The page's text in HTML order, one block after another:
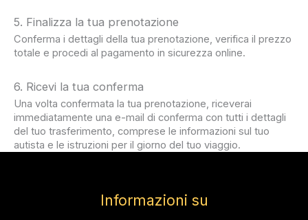
5. Finalizza la tua prenotazione
Conferma i dettagli della tua prenotazione, verifica il prezzo
totale e procedi al pagamento in sicurezza online.
6. Ricevi la tua conferma
Una volta confermata la tua prenotazione, riceverai
immediatamente una e-mail di conferma con tutti i dettagli
del tuo trasferimento, comprese le informazioni sul tuo
autista e le istruzioni per il giorno del tuo viaggio.
Informazioni su